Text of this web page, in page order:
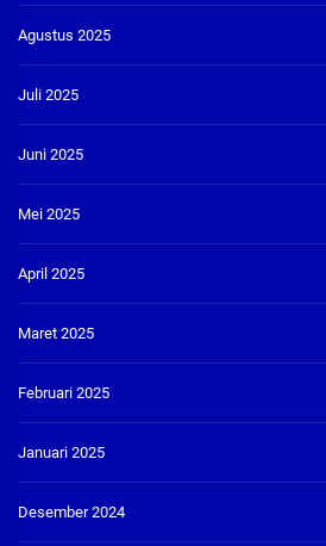
Agustus 2025
Juli 2025
Juni 2025
Mei 2025
April 2025
Maret 2025
Februari 2025
Januari 2025
Desember 2024